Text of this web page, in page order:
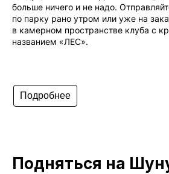
больше ничего и не надо.
по парку рано утром или уже на
в камерном пространстве клуба с
названием «ЛЕС».
Подробнее
Подняться на